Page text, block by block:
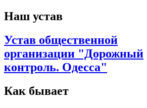
Наш устав
Устав общественной
организации "Дорожный
контроль. Одесса"
Как бывает